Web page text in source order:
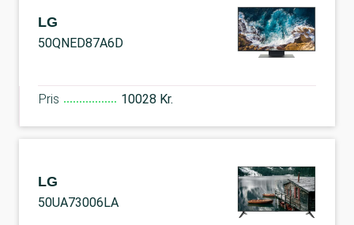
LG
50QNED87A6D
Pris 10028 Kr.
LG
50UA73006LA